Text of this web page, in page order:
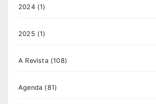
2024(1)
2025 (1)
A Revista(108)
Agenda (81)